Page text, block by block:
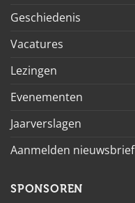
Geschiedenis
Vacatures
Lezingen
Evenementen
Jaarverslagen
Aanmelden nieuwsbrief
SPONSOREN